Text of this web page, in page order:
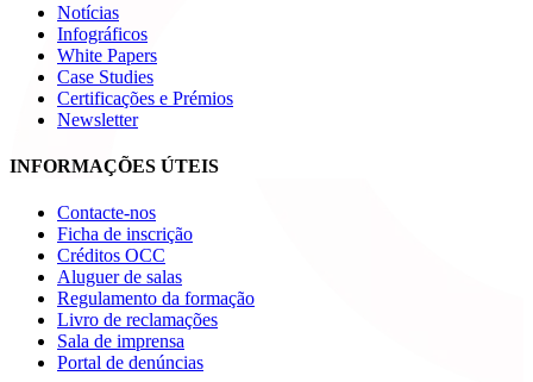
Notícias
Infográficos
White Papers
Case Studies
Certificações e Prémios
Newsletter
INFORMAÇÕES ÚTEIS
Contacte-nos
Ficha de inscrição
Créditos OCC
Aluguer de salas
Regulamento da formação
Livro de reclamações
Sala de imprensa
Portal de denúncias